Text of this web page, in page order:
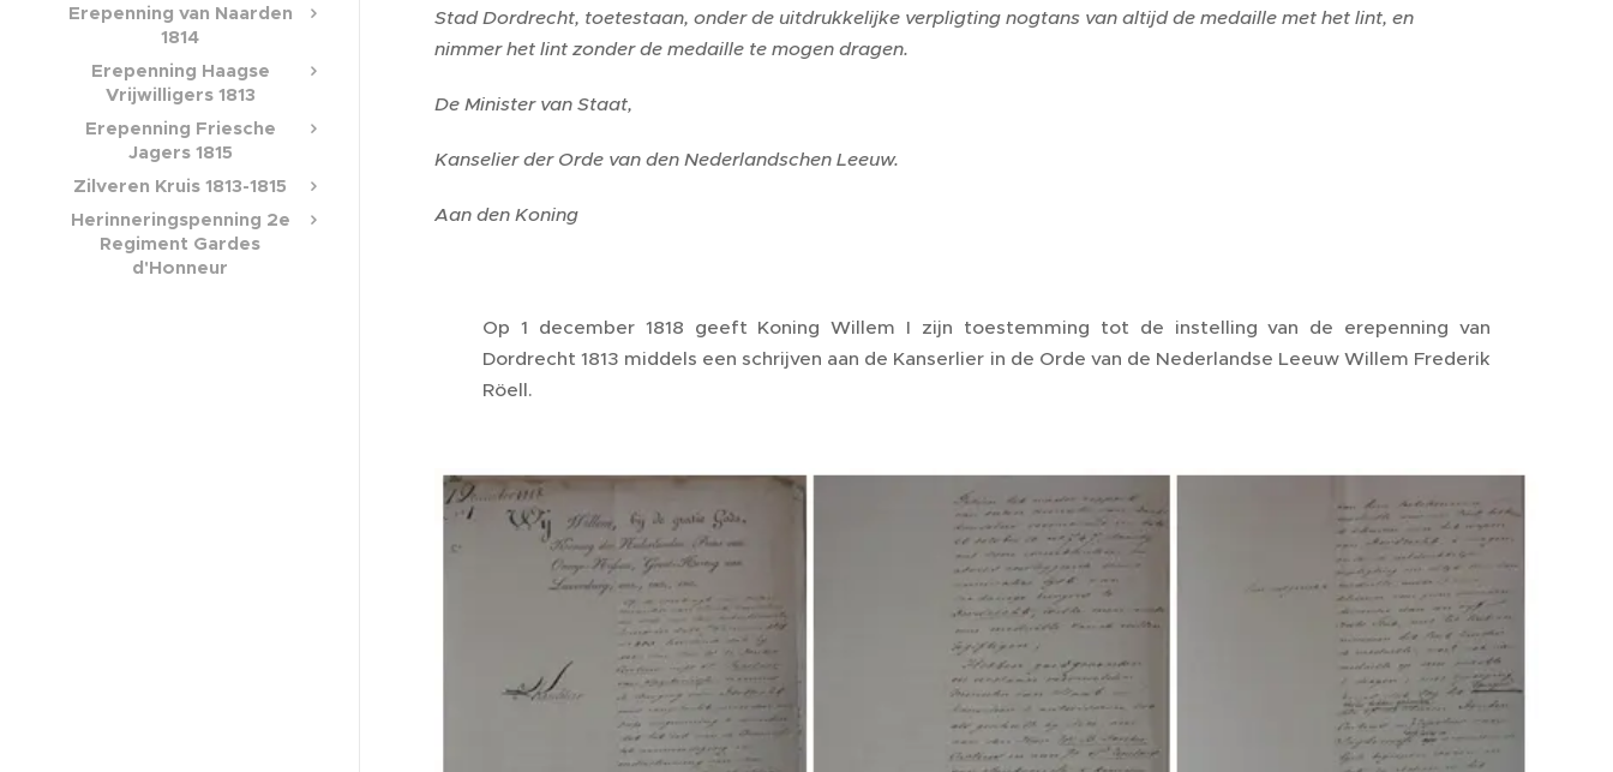
Erepenning van Naarden
1814
Erepenning Haagse
Vrijwilligers 1813
Erepenning Friesche
Jagers 1815
Zilveren Kruis 1813-1815
Herinneringspenning 2e
Regiment Gardes
d'Honneur
Stad Dordrecht, toetestaan, onder de uitdrukkelijke verpligting nogtans van altijd de medaille met het lint, en
nimmer het lint zonder de medaille te mogen dragen.
De Minister van Staat,
Kanselier der Orde van den Nederlandschen Leeuw.
Aan den Koning
Op 1 december 1818 geeft Koning Willem I zijn toestemming tot de instelling van de erepenning van
Dordrecht 1813 middels een schrijven aan de Kanserlier in de Orde van de Nederlandse Leeuw Willem Frederik
Röell.